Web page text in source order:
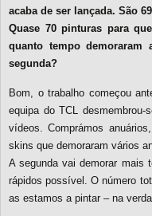
acaba de ser lançada. São
Quase 70 pinturas para
quanto tempo
segunda?
Bom, o trabalho começou
equipa do TCL
vídeos. Comprámos
skins que demoraram vários
A segunda vai demorar mais
rápidos possível. O número
as estamos a pintar – na